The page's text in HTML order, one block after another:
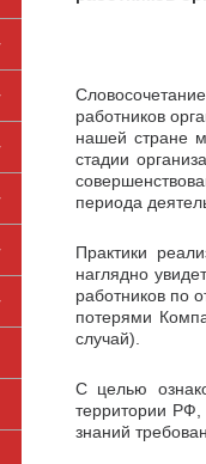
работников
нашей стране
стадии
периода
Практики
наглядно
работников по
потерями
случай).
С целью
территории РФ,
знаний